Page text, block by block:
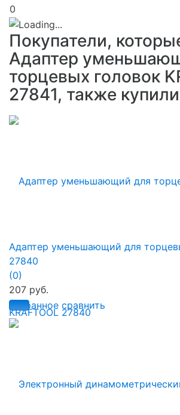
0
Покупатели,
Адаптер
торцевых головок
27841, также купили
избранное сравнить
Адаптер уменьшающий для
27840
(0)
207 руб.